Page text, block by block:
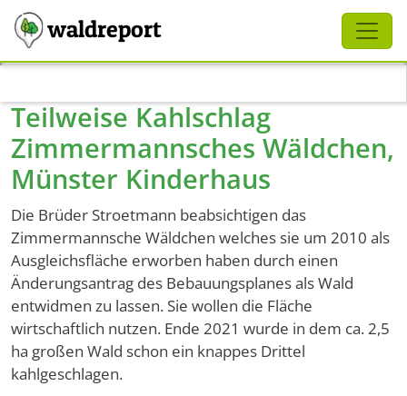
waldreport
Teilweise Kahlschlag
Zimmermannsches Wäldchen,
Münster Kinderhaus
Die Brüder Stroetmann beabsichtigen das
Zimmermannsche Wäldchen welches sie um 2010 als
Ausgleichsfläche erworben haben durch einen
Änderungsantrag des Bebauungsplanes als Wald
entwidmen zu lassen. Sie wollen die Fläche
wirtschaftlich nutzen. Ende 2021 wurde in dem ca. 2,5
ha großen Wald schon ein knappes Drittel
kahlgeschlagen.
Schliessen